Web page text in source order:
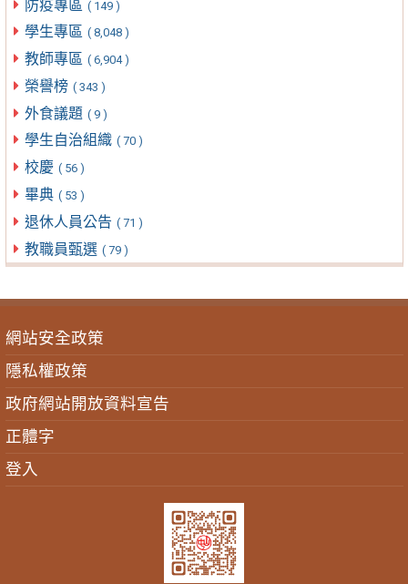
防疫專區 ( 149 )
學生專區 ( 8,048 )
教師專區 ( 6,904 )
榮譽榜 ( 343 )
外食議題 ( 9 )
學生自治組織 ( 70 )
校慶 ( 56 )
畢典 ( 53 )
退休人員公告 ( 71 )
教職員甄選 ( 79 )
網站安全政策
隱私權政策
政府網站開放資料宣告
正體字
登入